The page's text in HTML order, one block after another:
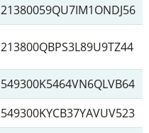
21380059QU7IM1ONDJ56
213800QBPS3L89U9TZ44
549300K5464VN6QLVB64
549300KYCB37YAVUV523